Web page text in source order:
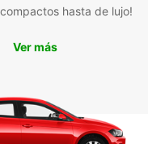
compactos hasta de lujo!
Ver más